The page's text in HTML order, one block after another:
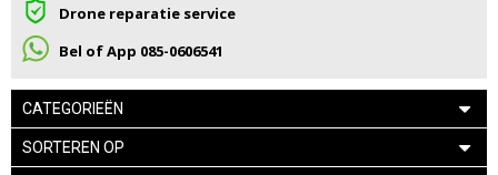
Drone reparatie service
Bel of App 085-0606541
CATEGORIEËN
SORTEREN OP